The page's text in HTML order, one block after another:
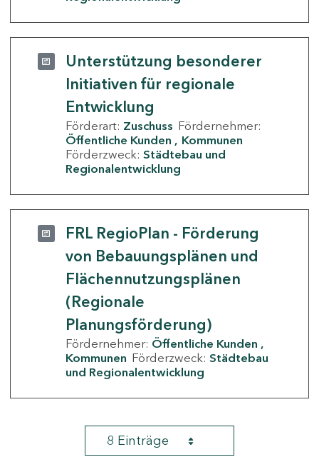
Unterstützung besonderer
Initiativen für regionale
Entwicklung
Förderart: Zuschuss Fördernehmer:
Öffentliche Kunden
Kommunen
Förderzweck: Städtebau und
Regionalentwicklung
FRL RegioPlan - Förderung
von Bebauungsplänen und
Flächennutzungsplänen
(Regionale
Planungsförderung)
Fördernehmer: Öffentliche Kunden
Kommunen Förderzweck: Städtebau
und Regionalentwicklung
8 Einträge